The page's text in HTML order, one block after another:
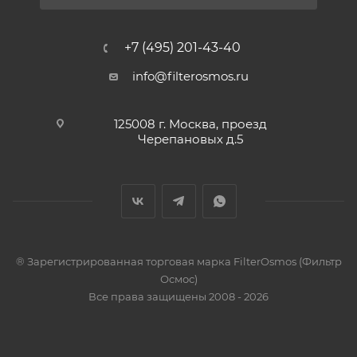
+7 (495) 201-43-40
info@filterosmos.ru
125008 г. Москва, проезд
Черепановых д.5
® Зарегистрированная торговая марка FilterOsmos (Фильтр
Осмос)
Все права защищены 2008 - 2026